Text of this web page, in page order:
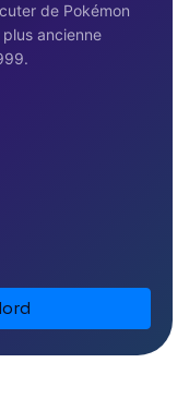
de Pokémon
ancienne